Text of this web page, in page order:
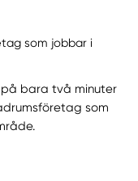
som jobbar i
bara två minuter
som